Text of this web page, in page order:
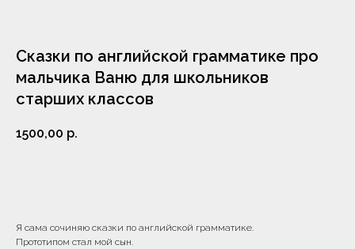
Сказки по английской грамматике про
мальчика Ваню для школьников
старших классов
1500,00 р.
Я сама сочиняю сказки по английской грамматике.
Прототипом стал мой сын.